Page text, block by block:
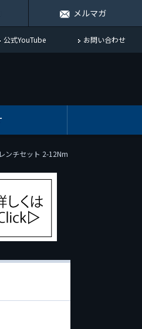
メルマガ
公式YouTube お問い合わせ
ンチセット 2-12Nm